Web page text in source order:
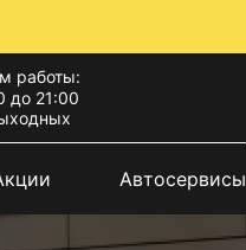
работы:
до 21:00
Автосервисы